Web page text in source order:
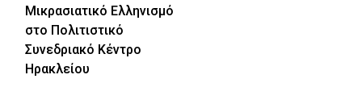
Μικρασιατικό Ελληνισμό
στο Πολιτιστικό
Συνεδριακό Κέντρο
Ηρακλείου